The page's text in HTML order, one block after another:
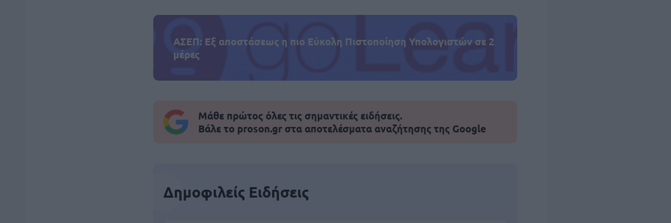
ΑΣΕΠ: Εξ αποστάσεως η πιο Εύκολη Πιστοποίηση Υπολογιστών σε 2
μέρες
Μάθε πρώτος όλες τις σημαντικές ειδήσεις.
Βάλε το proson.gr στα αποτελέσματα αναζήτησης της Google
Δημοφιλείς Ειδήσεις